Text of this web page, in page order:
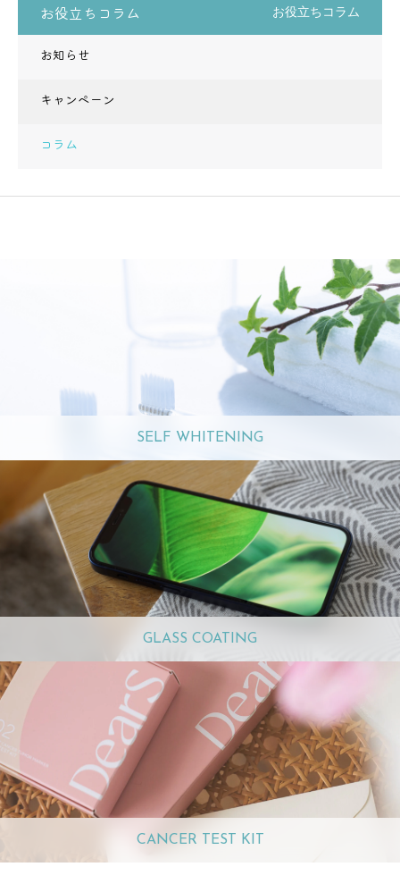
お役立ちコラム お役立ちコラム
お知らせ
キャンペーン
コラム
SELF WHITENING
GLASS COATING
CANCER TEST KIT